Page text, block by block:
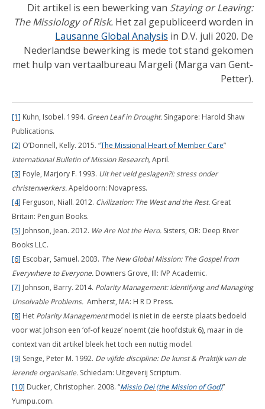
Dit artikel is een bewerking van Staying or Leaving:
The Missiology of Risk. Het zal gepubliceerd worden in
Lausanne Global Analysis in D.V. juli 2020. De
Nederlandse bewerking is mede tot stand gekomen
met hulp van vertaalbureau Margeli (Marga van Gent-
Petter).
[1] Kuhn, Isobel. 1994. Green Leaf in Drought. Singapore: Harold Shaw
Publications.
[2] O’Donnell, Kelly. 2015. “The Missional Heart of Member Care”
International Bulletin of Mission Research,April.
[3] Foyle, Marjory F. 1993. Uit het veld geslagen?!: stress onder
christenwerkers.Apeldoorn: Novapress.
[4] Ferguson, Niall. 2012. Civilization: The West and the Rest. Great
Britain: Penguin Books.
[5] Johnson, Jean. 2012. We Are Not the Hero. Sisters, OR: Deep River
Books LLC.
[6] Escobar, Samuel. 2003. The New Global Mission: The Gospel from
Everywhere to Everyone. Downers Grove, Ill: IVP Academic.
[7] Johnson, Barry. 2014. Polarity Management: Identifying and Managing
Unsolvable Problems. Amherst, MA: H R D Press.
[8] Het Polarity Managementmodel is niet in de eerste plaats bedoeld
voor wat Johson een ‘of-of keuze’ noemt (zie hoofdstuk 6), maar in de
context van dit artikel bleek het toch een nuttig model.
[9] Senge, Peter M. 1992. De vijfde discipline: De kunst & Praktijk van de
lerende organisatie. Schiedam: Uitgeverij Scriptum.
[10] Ducker, Christopher. 2008. “Missio Dei (the Mission of God)”
Yumpu.com.